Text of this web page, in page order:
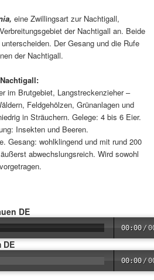
eine Zwillingsart zur Nachtigall,
der Nachtigall an. Beide
Der Gesang und die Rufe
der Nachtigall.
im Brutgebiet, Langstreckenzieher –
Feldgehölzen, Grünanlagen und
in Sträuchern. Gelege: 4 bis 6 Eier.
Insekten und Beeren.
Gesang: wohlklingend und mit rund 200
abwechslungsreich. Wird sowohl
DE
00:00 /
DE
00:00 /